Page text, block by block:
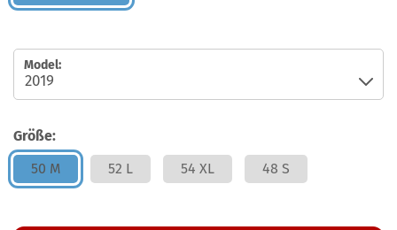
Model:
Größe:
50 M
52 L 54 XL 48 S